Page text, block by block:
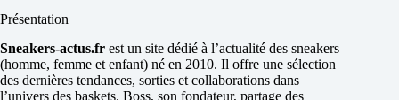
Présentation
Sneakers-actus.fr est un site dédié à l’actualité des sneakers
(homme, femme et enfant) né en 2010. Il offre une sélection
des dernières tendances, sorties et collaborations dans
l’univers des baskets. Boss, son fondateur, partage des